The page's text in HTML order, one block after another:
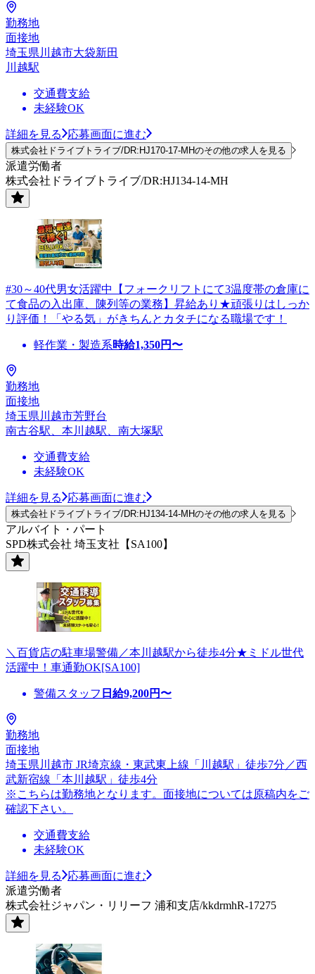
勤務地
面接地
埼玉県川越市大袋新田
川越駅
交通費支給
未経験OK
詳細を見る 応募画面に進む
株式会社ドライブトライブ/DR:HJ170-17-MHのその他の求人を見る
派遣労働者
株式会社ドライブトライブ/DR:HJ134-14-MH
#30～40代男女活躍中【フォークリフトにて3温度帯の倉庫に
て食品の入出庫、陳列等の業務】昇給あり★頑張りはしっか
り評価！「やる気」がきちんとカタチになる職場です！
軽作業・製造系時給1,350円〜
勤務地
面接地
埼玉県川越市芳野台
南古谷駅、本川越駅、南大塚駅
交通費支給
未経験OK
詳細を見る 応募画面に進む
株式会社ドライブトライブ/DR:HJ134-14-MHのその他の求人を見る
アルバイト・パート
SPD株式会社 埼玉支社【SA100】
＼百貨店の駐車場警備／本川越駅から徒歩4分★ミドル世代
活躍中！車通勤OK[SA100]
警備スタッフ 日給9,200円〜
勤務地
面接地
埼玉県川越市 JR埼京線・東武東上線「川越駅」徒歩7分／西
武新宿線「本川越駅」徒歩4分
※こちらは勤務地となります。面接地については原稿内をご
確認下さい。
交通費支給
未経験OK
詳細を見る
応募画面に進む
派遣労働者
株式会社ジャパン・リリーフ 浦和支店/kkdrmhR-17275